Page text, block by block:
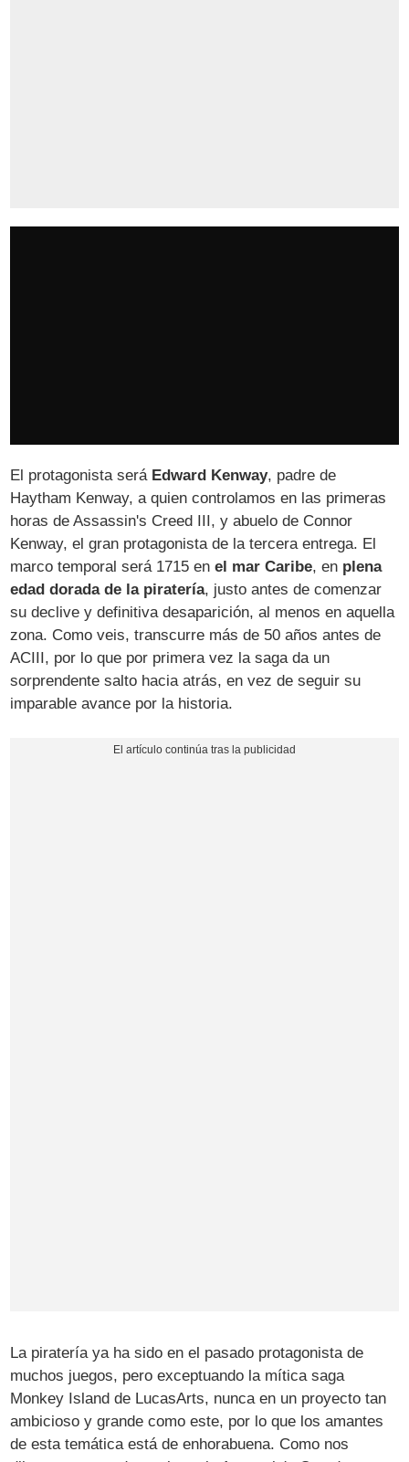
El protagonista será Edward Kenway, padre de
Haytham Kenway, a quien controlamos en las primeras
horas de Assassin's Creed III, y abuelo de Connor
Kenway, el gran protagonista de la tercera entrega. El
marco temporal será 1715 enel mar Caribe, en plena
edad dorada de la piratería, justo antes de comenzar
su declive y definitiva desaparición, al menos en aquella
zona. Como veis, transcurre más de 50 años antes de
ACIII, por lo que por primera vez la saga da un
sorprendente salto hacia atrás, en vez de seguir su
imparable avance por la historia.
La piratería ya ha sido en el pasado protagonista de
muchos juegos, pero exceptuando la mítica saga
Monkey Island de LucasArts, nunca en un proyecto tan
ambicioso y grande como este, por lo que los amantes
de esta temática está de enhorabuena. Como nos